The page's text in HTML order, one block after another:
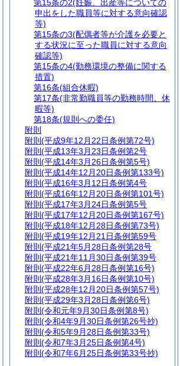
第15条の2(妊娠、出産等についての
申出をした職員等に対する意向確認
等)
第15条の3(配偶者等が介護を必要と
する状況に至った職員に対する意向
確認等)
第15条の4(勤務環境の整備に関する
措置)
第16条(組合休暇)
第17条(非常勤職員等の勤務時間、休
暇等)
第18条(規則への委任)
附則
附則 (平成9年12月22日条例第72号)
附則 (平成13年3月23日条例第2号
附則 (平成14年3月26日条例第5号)
附則 (平成14年12月20日条例第133号)
附則 (平成16年3月12日条例第4号
附則 (平成16年12月20日条例第101号)
附則 (平成17年3月24日条例第5号
附則 (平成17年12月20日条例第167号)
附則 (平成18年12月28日条例第73号)
附則 (平成19年12月21日条例第59号
附則 (平成21年5月28日条例第28号
附則 (平成21年11月30日条例第39号
附則 (平成22年6月28日条例第16号)
附則 (平成28年3月16日条例第10号)
附則 (平成28年12月20日条例第57号)
附則 (平成29年3月28日条例第6号)
附則 (令和元年9月30日条例第8号)
附則 (令和4年9月30日条例第26号抄)
附則 (令和5年9月28日条例第33号)
附則 (令和7年3月25日条例第4号)
附則 (令和7年6月25日条例第33号抄)